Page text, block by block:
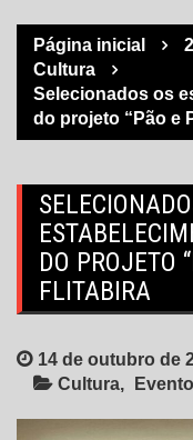
Página inicial
Cultura
Selecionados os
do projeto “Pão e
DO PROJETO
FLITABIRA
14 de outubro de
Cultura